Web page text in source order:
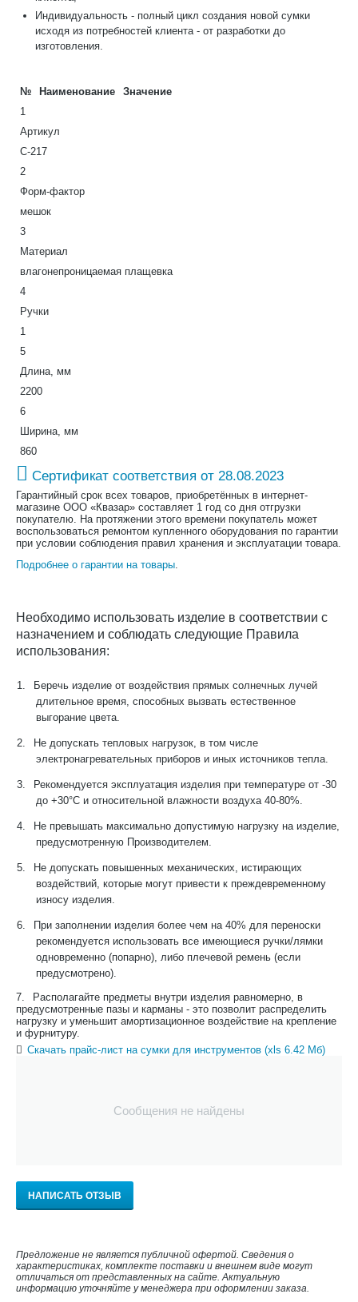
Индивидуальность - полный цикл создания новой сумки
исходя из потребностей клиента - от разработки до
изготовления.
№ Наименование
Значение
1
Артикул
С-217
2
Форм-фактор
мешок
3
Материал
влагонепроницаемая плащевка
4
Ручки
1
5
Длина, мм
2200
6
Ширина, мм
860
Сертификат соответствия от 28.08.2023
Гарантийный срок всех товаров, приобретённых в интернет-
магазине ООО «Квазар» составляет 1 год со дня отгрузки
покупателю. На протяжении этого времени покупатель может
воспользоваться ремонтом купленного оборудования по гарантии
при условии соблюдения правил хранения и эксплуатации товара.
Подробнее о гарантии на товары
Необходимо использовать изделие в соответствии с
назначением и соблюдать следующие Правила
использования:
1.
Беречь изделие от воздействия прямых солнечных лучей
длительное время, способных вызвать естественное
выгорание цвета.
2.
Не допускать тепловых нагрузок, в том числе
электронагревательных приборов и иных источников тепла.
3.
Рекомендуется эксплуатация изделия при температуре от -30
до +30°С и относительной влажности воздуха 40-80%.
4.
Не превышать максимально допустимую нагрузку на изделие,
предусмотренную Производителем.
5.
Не допускать повышенных механических, истирающих
воздействий, которые могут привести к преждевременному
износу изделия.
6.
При заполнении изделия более чем на 40% для переноски
рекомендуется использовать все имеющиеся ручки/лямки
одновременно (попарно), либо плечевой ремень (если
предусмотрено).
7.
Располагайте предметы внутри изделия равномерно, в
предусмотренные пазы и карманы - это позволит распределить
нагрузку и уменьшит амортизационное воздействие на крепление
и фурнитуру.
Скачать прайс-лист на сумки для инструментов (xls 6.42 Мб)
Сообщения не найдены
НАПИСАТЬ ОТЗЫВ
Предложение не является публичной офертой. Сведения о
характеристиках, комплекте поставки и внешнем виде могут
отличаться от представленных на сайте. Актуальную
информацию уточняйте у менеджера при оформлении заказа.